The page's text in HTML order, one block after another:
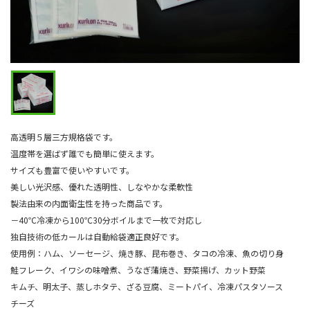
高透明５層三方規格袋です。
温度帯を選ばず誰でも簡単に使えます。
サイズも豊富で使いやすいです。
美しい光沢感、優れた透明性、しなやかな柔軟性
製法由来の内面衛生性を持った商品です。
－40℃冷凍から100℃30分ボイルまで一枚で対応し
独自技術の低カールは自動給袋適正良好です。
使用例：ハム、ソーセージ、焼き豚、昆布巻き、タコの冷凍、魚の切り身
鮭フレーク、イワシの味噌煮、うなぎ蒲焼き、野菜揚げ、カット野菜
キムチ、明太子、蒸しホタテ、ざる豆腐、ミートパイ、冷凍パスタソース
チーズ